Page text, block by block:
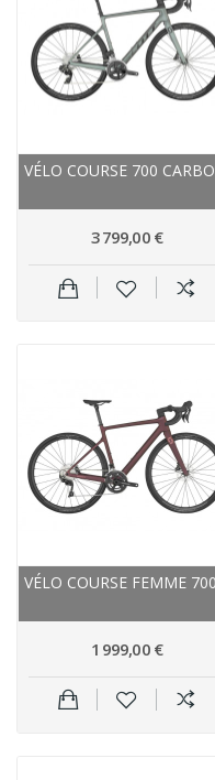
3 799,00 €
1 999,00 €